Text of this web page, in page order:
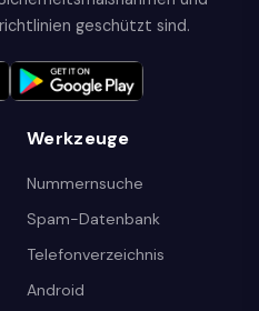
geschützt sind.
Werkzeuge
Nummernsuche
Spam-Datenbank
Telefonverzeichnis
Android